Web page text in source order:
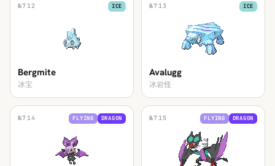
№712 ICE
Bergmite
冰宝
№713 ICE
Avalugg
冰岩怪
№714 FLYING DRAGON №715 FLYING DRAGON